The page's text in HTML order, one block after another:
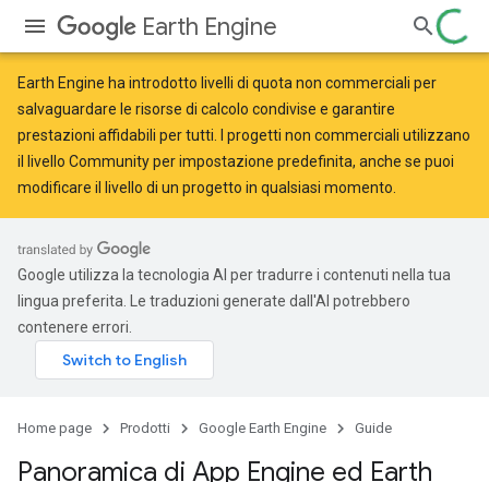
Earth Engine
Earth Engine ha introdotto livelli di quota non commerciali per
salvaguardare le risorse di calcolo condivise e garantire
prestazioni affidabili per tutti. I progetti non commerciali utilizzano
il livello Community per impostazione predefinita, anche se puoi
modificare il livello di un progetto in qualsiasi momento.
Google utilizza la tecnologia AI per tradurre i contenuti nella tua
lingua preferita. Le traduzioni generate dall'AI potrebbero
contenere errori.
Home page Prodotti Google Earth Engine Guide
Panoramica di App Engine ed Earth